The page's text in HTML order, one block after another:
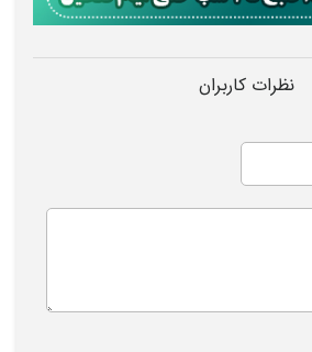
نظرات کاربران